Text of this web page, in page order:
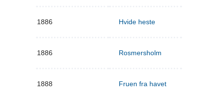
1886 Hvide heste
1886 Rosmersholm
1888 Fruen fra havet